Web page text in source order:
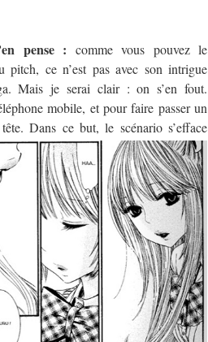
pense : comme vous pouvez le
pitch, ce n’est pas avec son intrigue
Mais je serai clair : on s’en fout.
mobile, et pour faire passer un
tête.Dans ce but, le scénario s’efface